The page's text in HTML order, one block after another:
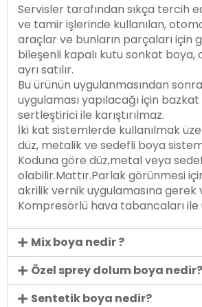
Servisler tarafından sıkça tercih
ve tamir işlerinde kullanılan,
araçlar ve bunların parçaları için
bileşenli kapalı kutu sonkat boya,
ayrı satılır.
Bu ürünün uygulanmasından
uygulaması yapılacağı için
sertleştirici ile karıştırılmaz.
İki kat sistemlerde kullanılmak
düz, metalik ve sedefli boya
Koduna göre düz,metal veya
olabilir.Mattır.Parlak görünmesi
akrilik vernik uygulamasına gerek
Kompresörlü hava tabancaları ile
Mix boya nedir ?
Özel sprey dolum boya nedir?
Sentetik boya nedir?